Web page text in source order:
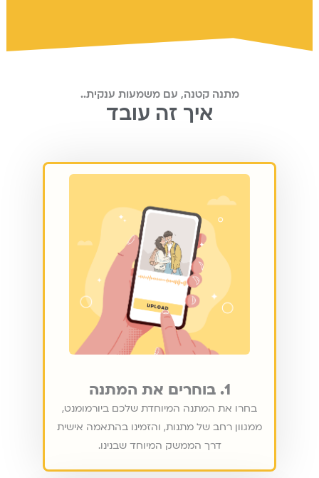
מתנה קטנה, עם משמעות ענקית..
איך זה עובד
1. בוחרים את המתנה
בחרו את המתנה המיוחדת שלכם ביורמומנט,
ממגוון רחב של מתנות, והזמינו בהתאמה אישית
דרך הממשק המיוחד שבנינו.